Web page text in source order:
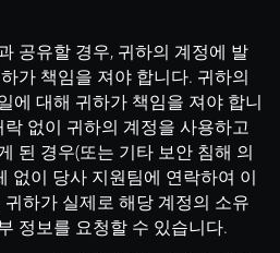
공유할 경우, 귀하의 계정에 발
가 책임을 져야 합니다. 귀하의
에 대해 귀하가 책임을 져야 합니
없이 귀하의 계정을 사용하고
된 경우(또는 기타 보안 침해 의
없이 당사 지원팀에 연락하여 이
하가 실제로 해당 계정의 소유
정보를 요청할 수 있습니다.